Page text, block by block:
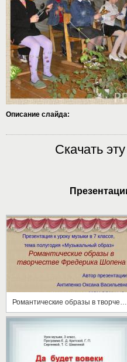
Описание слайда:
Скачать